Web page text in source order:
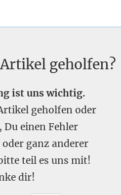
geholfen?
ist uns wichtig.
geholfen oder
Du einen Fehler
ganz anderer
teil es uns mit!
dir!